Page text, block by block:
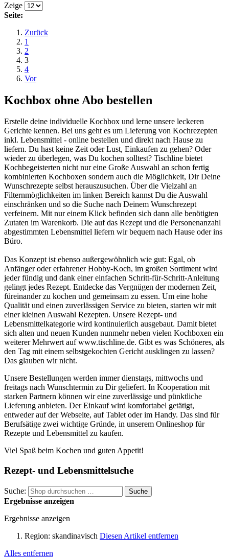
Zeige
Seite:
Zurück
1
2
3
4
Vor
Kochbox ohne Abo bestellen
Erstelle deine individuelle Kochbox und lerne unsere leckeren
Gerichte kennen. Bei uns geht es um Lieferung von Kochrezepten
inkl. Lebensmittel - online bestellen und direkt nach Hause zu
liefern. Du hast keine Zeit oder Lust, Einkaufen zu gehen? Oder
wieder zu überlegen, was Du kochen solltest? Tischline bietet
Kochbegeisterten nicht nur eine Große Auswahl an schon fertig
kombinierten Kochboxen sondern auch die Möglichkeit, Dir Deine
Wunschrezepte selbst herauszusuchen. Über die Vielzahl an
Filternmöglichkeiten im linken Bereich kannst Du die Auswahl
einschränken und so die Suche nach Deinem Wunschrezept
verfeinern. Mit nur einem Klick befinden sich dann alle benötigten
Zutaten im Warenkorb. Die auf das Rezept und die Personenanzahl
abgestimmten Lebensmittel liefern wir bequem nach Hause oder ins
Büro.
Das Konzept ist ebenso außergewöhnlich wie gut: Egal, ob
Anfänger oder erfahrener Hobby-Koch, im großen Sortiment wird
jeder fündig und dank einer einfachen Schritt-für-Schritt-Anleitung
gelingt jedes Rezept. Entdecke das Vergnügen der modernen Zeit,
füreinander zu kochen und gemeinsam zu essen. Um eine hohe
Qualität und einen zuverlässigen Service zu bieten, starten wir mit
einer kleinen Auswahl Rezepten. Unsere Rezept- und
Lebensmittelkategorie wird kontinuierlich ausgebaut. Damit bietet
sich alten und neuen Kunden nunmehr neben vielen Kochboxen ein
weiterer Mehrwert auf www.tischline.de. Gibt es was Schöneres, als
den Tag mit einem selbstgekochten Gericht ausklingen zu lassen?
Das glauben wir nicht.
Unsere Bestellungen werden immer dienstags, mittwochs und
freitags nach Wunschtermin zu Dir geliefert. In Kooperation mit
starken Partnern können wir eine zuverlässige und pünktliche
Lieferung anbieten. Der Einkauf wird komfortabel getätigt,
entweder auf der Webseite, auf Tablet oder im Handy. Das sind für
Berufsätige zwei wichtige Gründe, in unserem Onlineshop für
Rezepte und Lebensmittel zu kaufen.
Viel Spaß beim Kochen und guten Appetit!
Rezept- und Lebensmittelsuche
Suche: Suche
Ergebnisse anzeigen
Ergebnisse anzeigen
Region: skandinavisch Diesen Artikel entfernen
Alles entfernen